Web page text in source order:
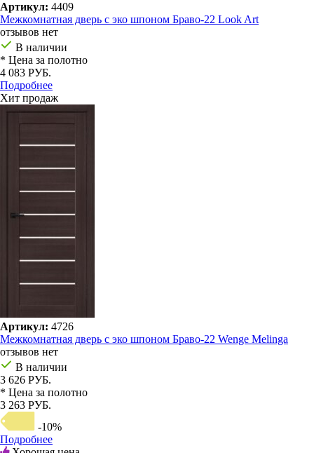
Артикул: 4409
Межкомнатная дверь с эко шпоном Браво-22 Look Art
отзывов нет
В наличии
* Цена за полотно
4 083 РУБ.
Подробнее
Хит продаж
Артикул: 4726
Межкомнатная дверь с эко шпоном Браво-22 Wenge Melinga
отзывов нет
В наличии
3 626 РУБ.
* Цена за полотно
3 263 РУБ.
-10%
Подробнее